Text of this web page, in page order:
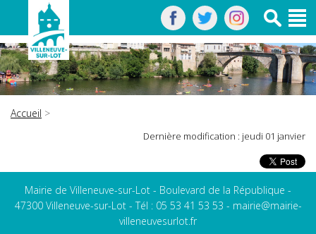
Accueil >
Dernière modification : jeudi 01 janvier
Mairie de Villeneuve-sur-Lot - Boulevard de la République -
47300 Villeneuve-sur-Lot - Tél : 05 53 41 53 53 - mairie@mairie-
villeneuvesurlot.fr